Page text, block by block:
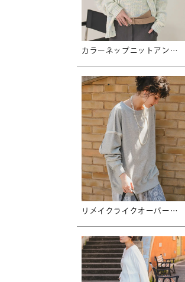
カラーネップニットアンサンブル【miette ミエット】
リメイクライクオーバーサイズスウェット